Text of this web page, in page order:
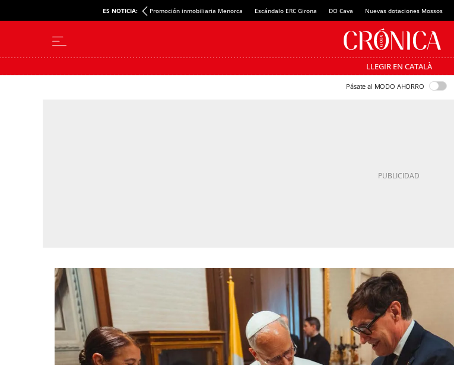
ES NOTICIA: Promoción inmobiliaria Menorca Escándalo ERC Girona DO Cava Nuevas dotaciones Mossos
LLEGIR EN CATALÀ
Pásate al MODO AHORRO